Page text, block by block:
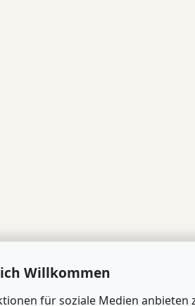
Willkommen
für soziale Medien anbieten